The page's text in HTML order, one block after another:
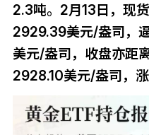
2.3吨。2月13日，现
2929.39美元/盎司，
美元/盎司，收盘亦距
2928.10美元/盎司，